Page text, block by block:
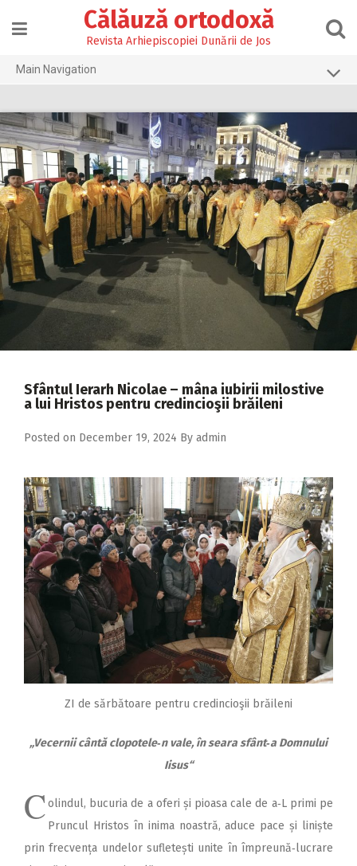
content
Călăuză ortodoxă
Revista Arhiepiscopiei Dunării de Jos
Main Navigation
2026
2025
2024
2023
2022
2021
2020
2017
2014
2013
2012
2011
2010
2009
Sfântul Ierarh Nicolae – mâna iubirii milostive
a lui Hristos pentru credincioşii brăileni
Posted on December 19, 2024 By admin
ZI de sărbătoare pentru credincioşii brăileni
„Vecernii cântă clopotele‑n vale, în seara sfânt‑a Domnului
Iisus“
Colindul, bucuria de a oferi și pioasa cale de a‑L primi pe
Pruncul Hristos în inima noastră, aduce pace și liniște
prin frecvența undelor sufletești unite în împreună‑lucrare